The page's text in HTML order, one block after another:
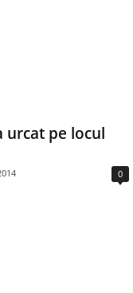
urcat pe locul
0